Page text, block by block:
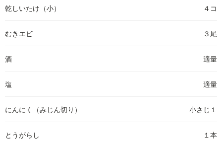
乾しいたけ（小） ４コ
むきエビ ３尾
酒 適量
塩 適量
にんにく（みじん切り） 小さじ１
とうがらし １本